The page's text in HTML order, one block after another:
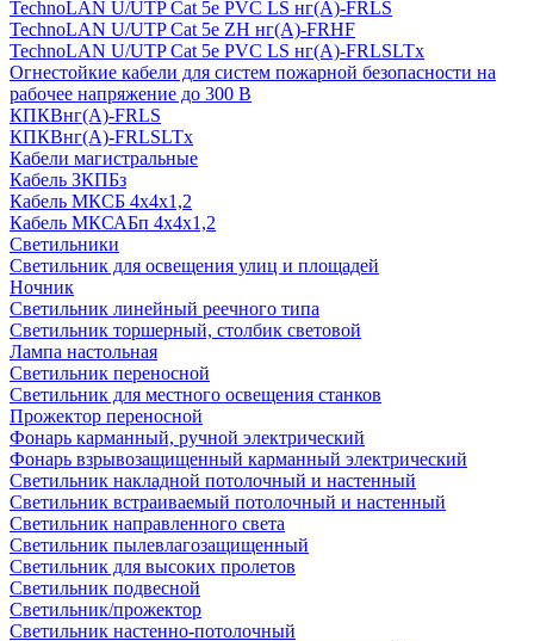
TechnoLAN U/UTP Cat 5e PVC LS нг(A)-FRLS
TechnoLAN U/UTP Cat 5e ZH нг(A)-FRHF
TechnoLAN U/UTP Cat 5e PVC LS нг(A)-FRLSLTx
Огнестойкие кабели для систем пожарной безопасности на
рабочее напряжение до 300 В
КПКВнг(A)-FRLS
КПКВнг(A)-FRLSLTx
Кабели магистральные
Кабель ЗКПБз
Кабель МКСБ 4х4х1,2
Кабель МКСАБп 4х4х1,2
Светильники
Светильник для освещения улиц и площадей
Ночник
Светильник линейный реечного типа
Светильник торшерный, столбик световой
Лампа настольная
Светильник переносной
Светильник для местного освещения станков
Прожектор переносной
Фонарь карманный, ручной электрический
Фонарь взрывозащищенный карманный электрический
Светильник накладной потолочный и настенный
Светильник встраиваемый потолочный и настенный
Светильник направленного света
Светильник пылевлагозащищенный
Светильник для высоких пролетов
Светильник подвесной
Светильник/прожектор
Светильник настенно-потолочный